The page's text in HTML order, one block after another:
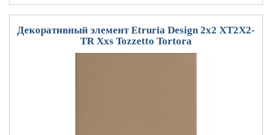
Декоративный элемент Etruria Design 2x2 XT2X2-
TR Xxs Tozzetto Tortora